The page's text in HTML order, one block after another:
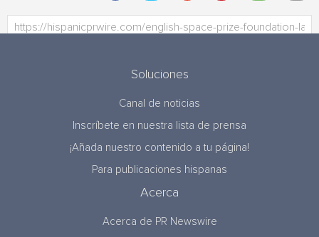
Soluciones
Canal de noticias
Inscríbete en nuestra lista de prensa
¡Añada nuestro contenido a tu página!
Para publicaciones hispanas
Acerca
Acerca de PR Newswire